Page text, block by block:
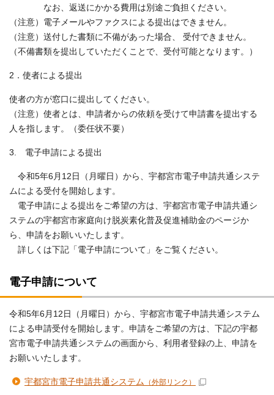
なお、返送にかかる費用は別途ご負担ください。
（注意）電子メールやファクスによる提出はできません。
（注意）送付した書類に不備があった場合、 受付できません。
（不備書類を提出していただくことで、受付可能となります。）
2．使者による提出
使者の方が窓口に提出してください。
（注意）使者とは、申請者からの依頼を受けて申請書を提出する
人を指します。（委任状不要）
3. 電子申請による提出
令和5年6月12日（月曜日）から、宇都宮市電子申請共通システ
ムによる受付を開始します。
電子申請による提出をご希望の方は、宇都宮市電子申請共通シ
ステムの宇都宮市家庭向け脱炭素化普及促進補助金のページか
ら、申請をお願いいたします。
詳しくは下記「電子申請について」をご覧ください。
電子申請について
令和5年6月12日（月曜日）から、宇都宮市電子申請共通システム
による申請受付を開始します。申請をご希望の方は、下記の宇都
宮市電子申請共通システムの画面から、利用者登録の上、申請を
お願いいたします。
宇都宮市電子申請共通システム （外部リンク）